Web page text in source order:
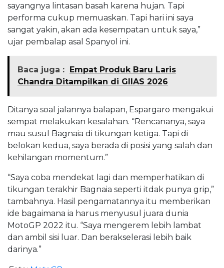
sayangnya lintasan basah karena hujan. Tapi
performa cukup memuaskan. Tapi hari ini saya
sangat yakin, akan ada kesempatan untuk saya,”
ujar pembalap asal Spanyol ini.
Baca juga : Empat Produk Baru Laris
Chandra Ditampilkan di GIIAS 2026
Ditanya soal jalannya balapan, Espargaro mengakui
sempat melakukan kesalahan. “Rencananya, saya
mau susul Bagnaia di tikungan ketiga. Tapi di
belokan kedua, saya berada di posisi yang salah dan
kehilangan momentum.”
“Saya coba mendekat lagi dan memperhatikan di
tikungan terakhir Bagnaia seperti itdak punya grip,”
tambahnya. Hasil pengamatannya itu memberikan
ide bagaimana ia harus menyusul juara dunia
MotoGP 2022 itu. “Saya mengerem lebih lambat
dan ambil sisi luar. Dan berakselerasi lebih baik
darinya.”